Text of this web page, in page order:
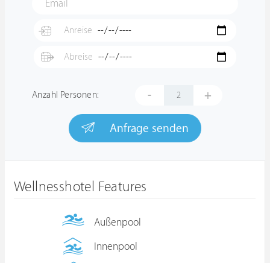
Anzahl Personen: - +
Anfrage senden
Wellnesshotel Features
Außenpool
Innenpool